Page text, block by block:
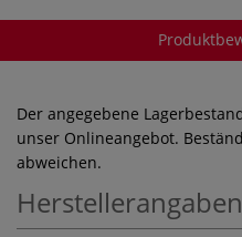
Der angegebene
unser Onlineangebot.
abweichen.
Herstellerangaben